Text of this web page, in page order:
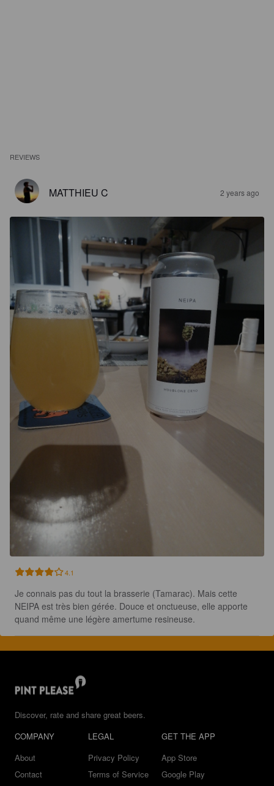
REVIEWS
MATTHIEU C 2 years ago
4.1
Je connais pas du tout la brasserie (Tamarac). Mais cette
NEIPA est très bien gérée. Douce et onctueuse, elle apporte
quand même une légère amertume resineuse.
Discover, rate and share great beers.
COMPANY
About
Contact
LEGAL
Privacy Policy
Terms of Service
GET THE APP
App Store
Google Play